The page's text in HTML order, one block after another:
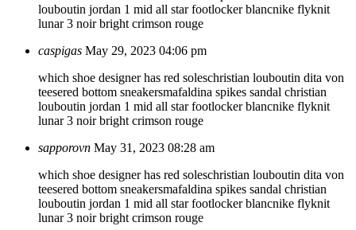
louboutin jordan 1 mid all star footlocker blancnike flyknit
lunar 3 noir bright crimson rouge
caspigas May 29, 2023 04:06 pm
which shoe designer has red soleschristian louboutin dita von
teesered bottom sneakersmafaldina spikes sandal christian
louboutin jordan 1 mid all star footlocker blancnike flyknit
lunar 3 noir bright crimson rouge
sapporovn May 31, 2023 08:28 am
which shoe designer has red soleschristian louboutin dita von
teesered bottom sneakersmafaldina spikes sandal christian
louboutin jordan 1 mid all star footlocker blancnike flyknit
lunar 3 noir bright crimson rouge